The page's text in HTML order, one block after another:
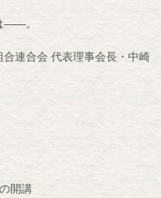
――。
連合会 代表理事会長・中崎
開講